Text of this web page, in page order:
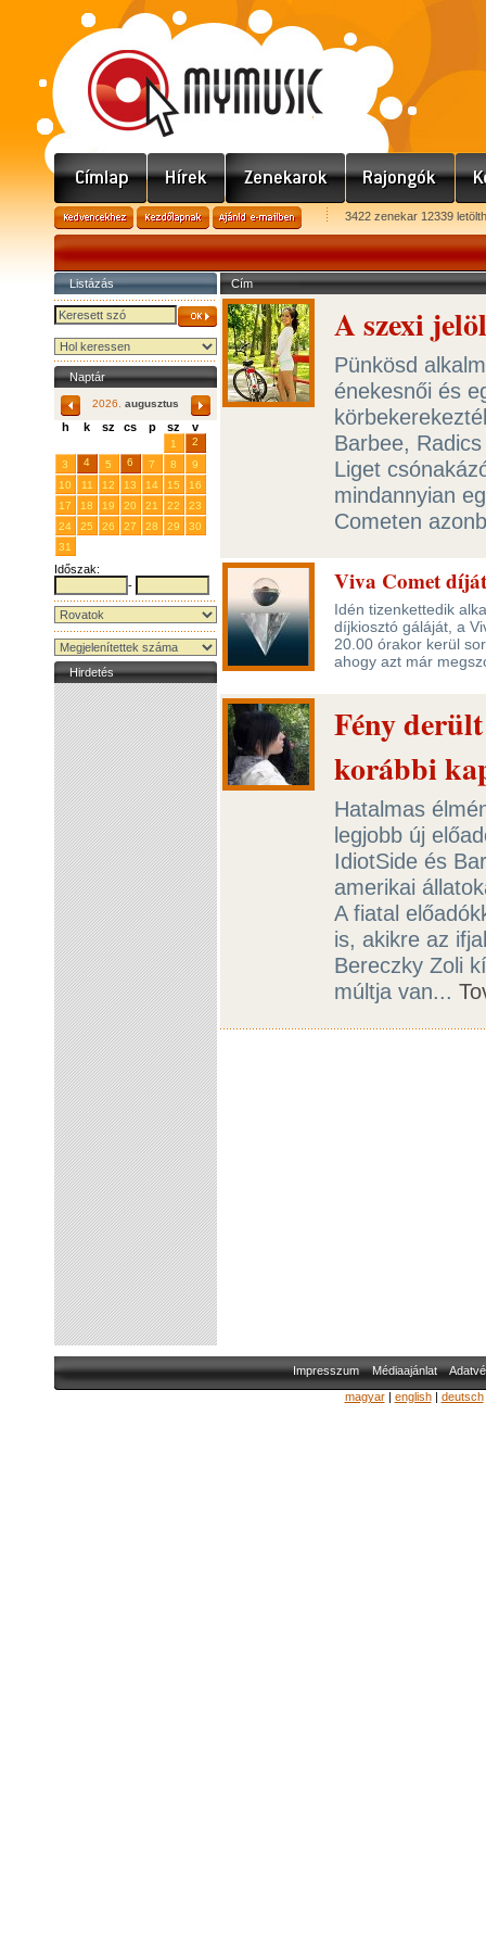
3422 zenekar 12339
Listázás
Naptár
2026. augusztus
h k sz cs p sz v
1
2
3
4 5 6 7 8
9
10
11 12 13 14 15
16
17
18 19 20 21 22
23
24
25 26 27 28 29
30
31
Időszak:
-
Hirdetés
Cím
A szexi
Pünkösd
énekesnői és
Barbee,
Liget
mindannyian
Cometen
Viva Comet
Idén tizenkettedik
díjkiosztó gáláját, a
20.00 órakor kerül
ahogy azt már
Fény
korábbi
Hatalmas
legjobb új
IdiotSide és
amerikai
A fiatal
is, akikre az
Bereczky Zoli
múltja van...
Impresszum Médiaajánlat
magyar| english| deutsch